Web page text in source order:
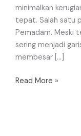
minimalkan
tepat. Salah satu
Pemadam. Meski
sering menjadi
membesar […]
Read More »